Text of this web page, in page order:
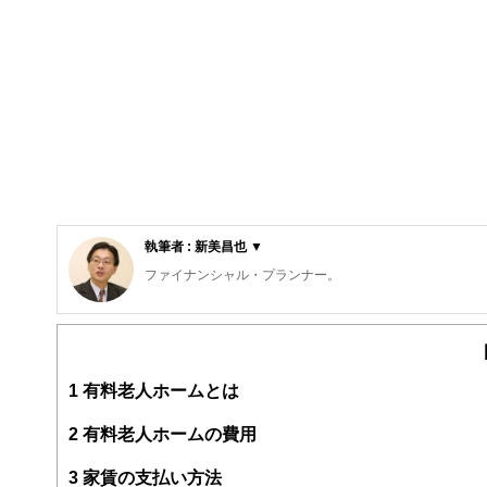
執筆者 : 新美昌也 ▼
ファイナンシャル・プランナー。
ライフプラン・キャッシュフロー分析に基づいた家計相
入院・介護のお金」（技術評論社）がある。
1 有料老人ホームとは
2 有料老人ホームの費用
3 家賃の支払い方法